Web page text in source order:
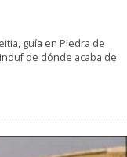
guía en Piedra de
de dónde acaba de